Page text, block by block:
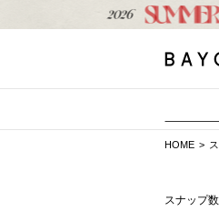
HOME
スナップ数